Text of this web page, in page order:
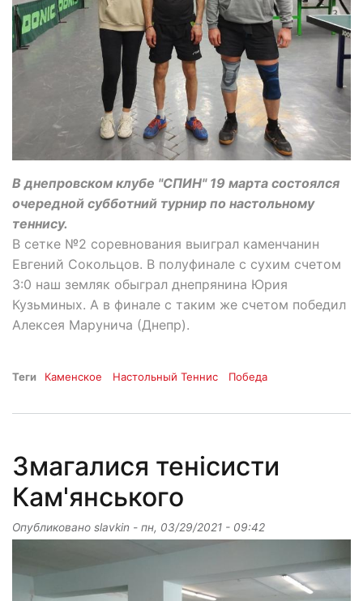
В днепровском клубе "СПИН" 19 марта состоялся
очередной субботний турнир по настольному
теннису.
В сетке №2 соревнования выиграл каменчанин
Евгений Сокольцов. В полуфинале с сухим счетом
3:0 наш земляк обыграл днепрянина Юрия
Кузьминых. А в финале с таким же счетом победил
Алексея Марунича (Днепр).
Теги Каменское Настольный Теннис Победа
Змагалися тенісисти
Кам'янського
Опубликовано slavkin - пн, 03/29/2021 - 09:42